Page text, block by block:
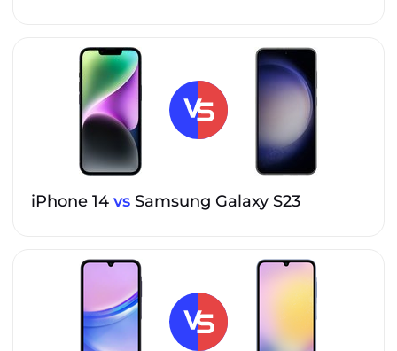
iPhone 14 vs Samsung Galaxy S23